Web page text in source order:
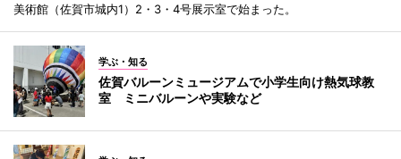
美術館（佐賀市城内1）2・3・4号展示室で始まった。
学ぶ・知る
佐賀バルーンミュージアムで小学生向け熱気球教
室 ミニバルーンや実験など